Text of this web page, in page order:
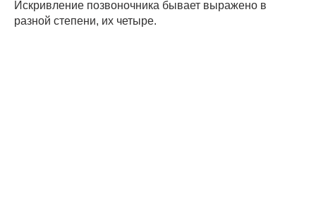
Искривление позвоночника бывает выражено в
разной степени, их четыре.